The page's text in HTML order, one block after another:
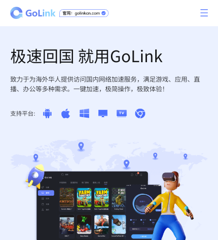
极速回国 就用GoLink
致力于为海外华人提供访问国内网络加速服务，满足游戏、应用、直
播、办公等多种需求。一键加速，极简操作，极致体验！
支持平台: